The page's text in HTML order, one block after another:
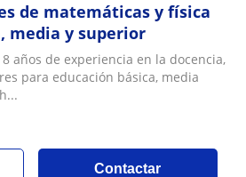
de matemáticas y física
media y superior
años de experiencia en la docencia,
para educación básica, media
Contactar